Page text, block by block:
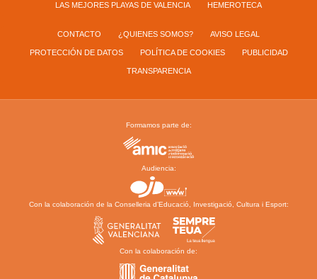
LAS MEJORES PLAYAS DE VALENCIA HEMEROTECA
CONTACTO ¿QUIENES SOMOS? AVISO LEGAL
PROTECCIÓN DE DATOS POLÍTICA DE COOKIES PUBLICIDAD
TRANSPARENCIA
Formamos parte de:
Audiencia:
Con la colaboración de la Conselleria d’Educació, Investigació, Cultura i Esport:
Con la colaboración de: